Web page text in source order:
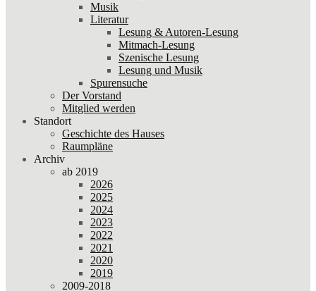
Musik
Literatur
Lesung & Autoren-Lesung
Mitmach-Lesung
Szenische Lesung
Lesung und Musik
Spurensuche
Der Vorstand
Mitglied werden
Standort
Geschichte des Hauses
Raumpläne
Archiv
ab 2019
2026
2025
2024
2023
2022
2021
2020
2019
2009-2018